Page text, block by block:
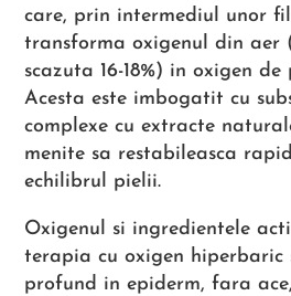
care, prin intermediul unor
transforma oxigenul din aer
scazuta 16-18%) in oxigen
Acesta este imbogatit cu
complexe cu extracte
menite sa restabileasca
echilibrul pielii.
Oxigenul si ingredientele
terapia cu oxigen hiperbaric
profund in epiderm, fara